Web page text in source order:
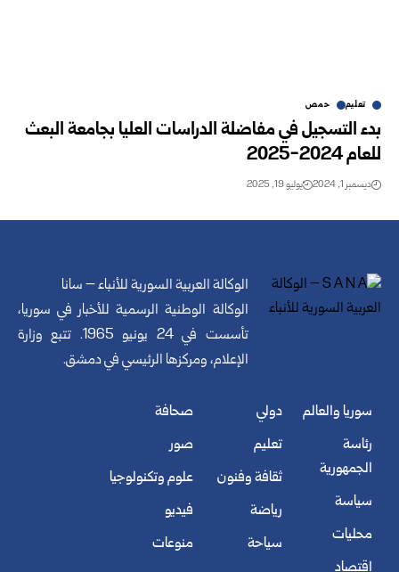
تعليم حمص
بدء التسجيل في مفاضلة الدراسات العليا بجامعة البعث
للعام 2024-2025
ديسمبر 1, 2024 يوليو 19, 2025
الوكالة العربية السورية للأنباء – سانا
الوكالة الوطنية الرسمية للأخبار في سوريا،
تأسست في 24 يونيو 1965. تتبع وزارة
الإعلام، ومركزها الرئيسي في دمشق.
سوريا والعالم
رئاسة
الجمهورية
سياسة
محليات
اقتصاد
دولي
تعليم
ثقافة وفنون
رياضة
سياحة
صحافة
صور
علوم وتكنولوجيا
فيديو
منوعات